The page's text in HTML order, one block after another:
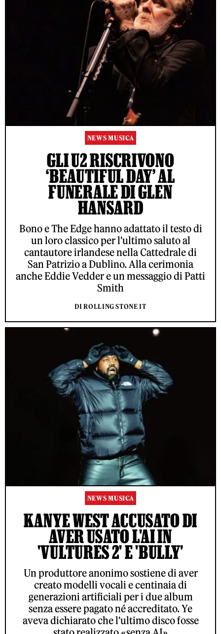
NEWS MUSICA
GLI U2 RISCRIVONO
‘BEAUTIFUL DAY’ AL
FUNERALE DI GLEN
HANSARD
Bono e The Edge hanno adattato il testo di
un loro classico per l'ultimo saluto al
cantautore irlandese nella Cattedrale di
San Patrizio a Dublino. Alla cerimonia
anche Eddie Vedder e un messaggio di Patti
Smith
DI ROLLING STONE IT
NEWS MUSICA
KANYE WEST ACCUSATO DI
AVER USATO L'AI IN
'VULTURES 2' E 'BULLY'
Un produttore anonimo sostiene di aver
creato modelli vocali e centinaia di
generazioni artificiali per i due album
senza essere pagato né accreditato. Ye
aveva dichiarato che l'ultimo disco fosse